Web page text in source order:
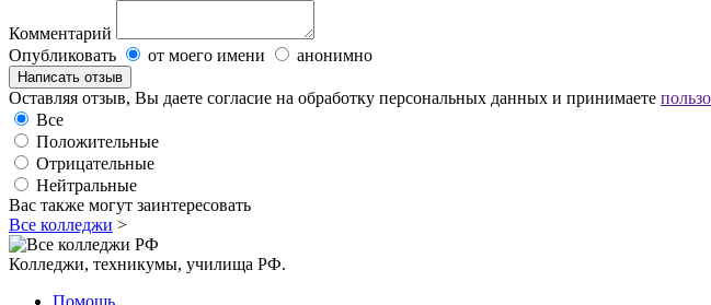
Комментарий
Опубликовать
от моего имени анонимно
Оставляя отзыв, Вы даете согласие на обработку персональных данных и принимаете
Все
Положительные
Отрицательные
Нейтральные
Вас также могут заинтересовать
Все колледжи >
Колледжи, техникумы, училища РФ.
Помощь